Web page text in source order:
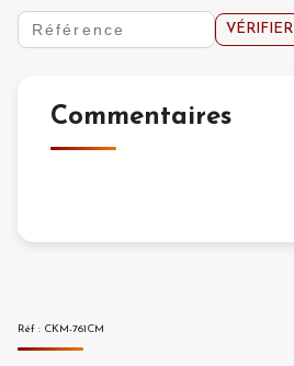
VÉRIFIER
Commentaires
Réf : CKM-761CM